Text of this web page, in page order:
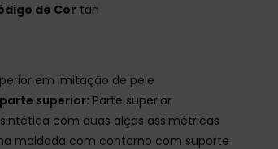
de Cor tan
em imitação de pele
superior: Parte superior
com duas alças assimétricas
moldada com contorno com suporte